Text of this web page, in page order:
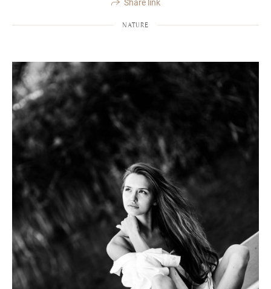
Share link
NATURE